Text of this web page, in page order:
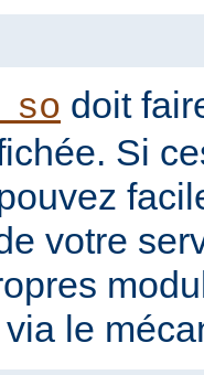
doit
Si
votre
via le